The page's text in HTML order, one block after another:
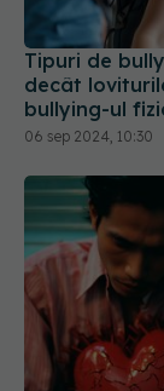
Tipuri de
decât
bullying-ul
06 sep 2024, 10:30